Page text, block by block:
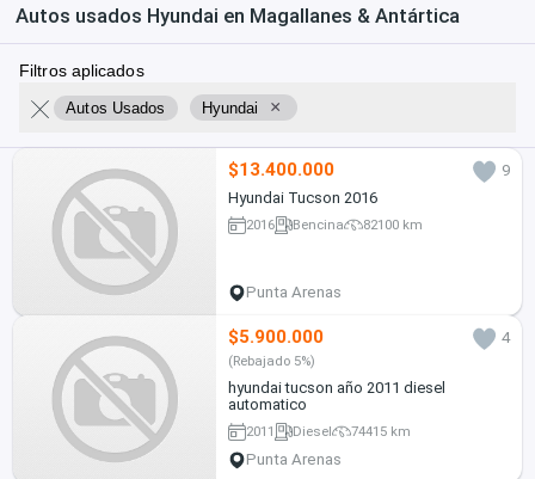
Autos usados Hyundai en Magallanes & Antártica
Filtros aplicados
Autos Usados Hyundai ×
$13.400.000
9
Hyundai Tucson 2016
2016 Bencina 82100 km
Punta Arenas
$5.900.000 4
(Rebajado 5%)
hyundai tucson año 2011 diesel
automatico
2011 Diesel 74415 km
Punta Arenas